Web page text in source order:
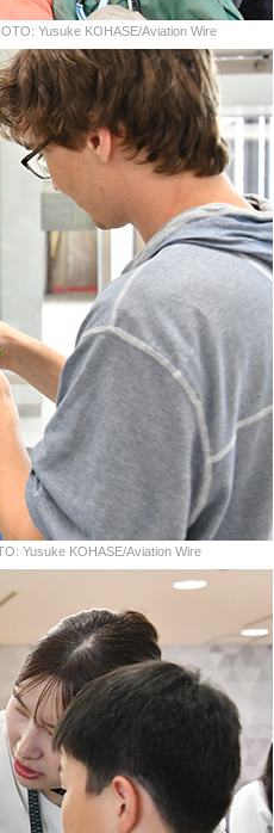
Yusuke KOHASE/Aviation Wire
Yusuke KOHASE/Aviation Wire